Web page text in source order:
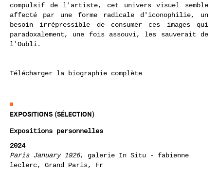
compulsif de l'artiste, cet univers visuel semble
affecté par une forme radicale d'iconophilie, un
besoin irrépressible de consumer ces images qui
paradoxalement, une fois assouvi, les sauverait de
l'Oubli.
Télécharger la biographie complète
EXPOSITIONS (SÉLECTION)
Expositions personnelles
2024
Paris January 1926, galerie In Situ - fabienne
leclerc, Grand Paris, Fr